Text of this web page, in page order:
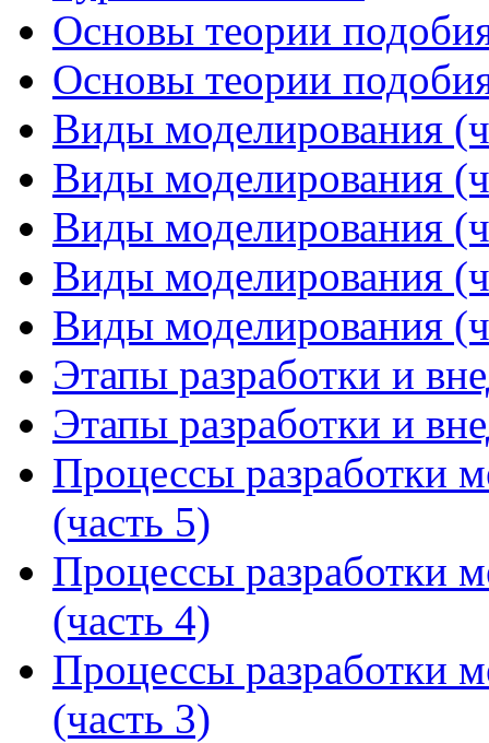
Основы теории
Основы теории
Виды моделирования
Виды моделирования
Виды моделирования
Виды моделирования
Виды моделирования
Этапы разработки и
Этапы разработки и
Процессы разработки
(часть 5)
Процессы разработки
(часть 4)
Процессы разработки
(часть 3)